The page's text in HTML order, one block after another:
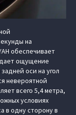
на
обеспечивает
ощущение
оси на угол
невероятной
всего 5,4 метра,
условиях
в одну сторону в